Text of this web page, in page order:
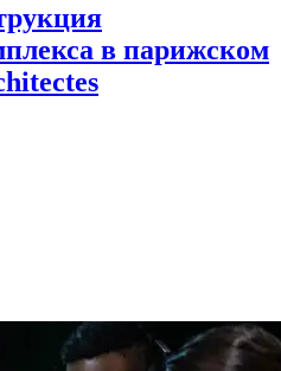
в парижском